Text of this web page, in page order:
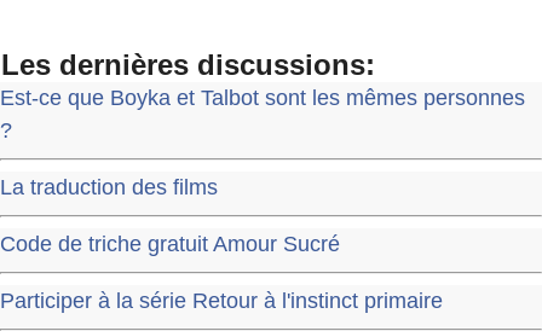
Les dernières discussions:
Est-ce que Boyka et Talbot sont les mêmes personnes
?
La traduction des films
Code de triche gratuit Amour Sucré
Participer à la série Retour à l'instinct primaire